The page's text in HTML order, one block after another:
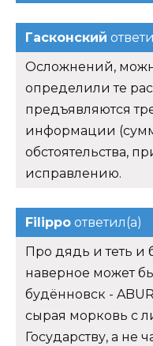
Гасконский
Осложнений,
определили те
предъявляются
информации
обстоятельства,
исправлению.
Filippo ответил(а)
Про дядь и теть
наверное может
будённовск -
сырая морковь с
Государству, а